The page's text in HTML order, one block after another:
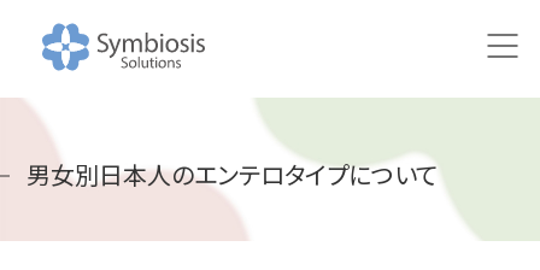
男女別日本人のエンテロタイプについて
HOME
ニュース